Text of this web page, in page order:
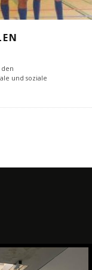
den
und soziale